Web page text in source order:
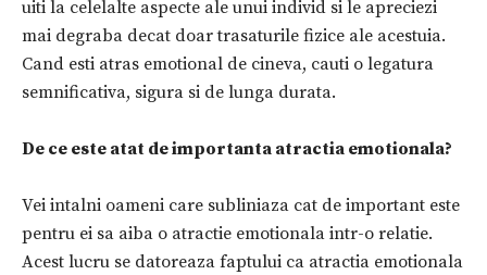
uiti la celelalte aspecte ale unui individ si le apreciezi
mai degraba decat doar trasaturile fizice ale acestuia.
Cand esti atras emotional de cineva, cauti o legatura
semnificativa, sigura si de lunga durata.
De ce este atat de importanta atractia emotionala?
Vei intalni oameni care subliniaza cat de important este
pentru ei sa aiba o atractie emotionala intr-o relatie.
Acest lucru se datoreaza faptului ca atractia emotionala